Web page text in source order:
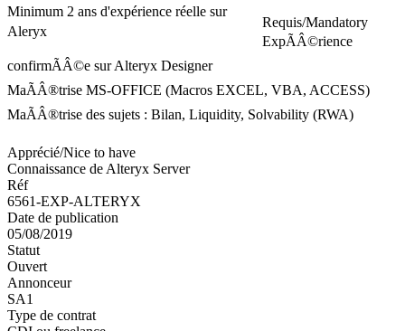
Minimum 2 ans d'expérience réelle sur
Aleryx
Requis/Mandatory
ExpÃÂ©rience
confirmÃÂ©e sur Alteryx Designer
MaÃÂ®trise MS-OFFICE (Macros EXCEL, VBA, ACCESS)
MaÃÂ®trise des sujets : Bilan, Liquidity, Solvability (RWA)
Apprécié/Nice to have
Connaissance de Alteryx Server
Réf
6561-EXP-ALTERYX
Date de publication
05/08/2019
Statut
Ouvert
Annonceur
SA1
Type de contrat